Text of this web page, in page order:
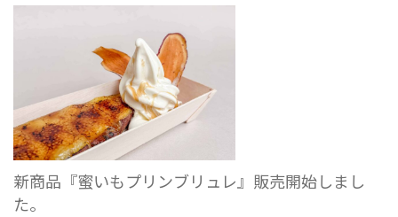
新商品『蜜いもプリンブリュレ』販売開始しまし
た。